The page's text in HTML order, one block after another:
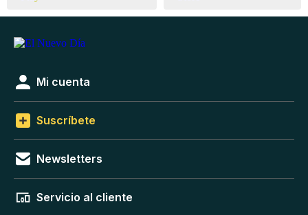
Mi cuenta
Suscríbete
Newsletters
Servicio al cliente